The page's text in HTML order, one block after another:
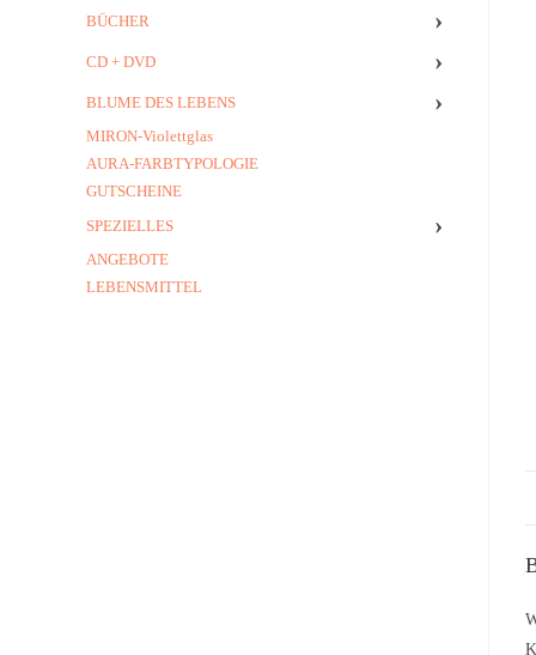
BÜCHER
›
CD + DVD ›
BLUME DES LEBENS ›
MIRON-Violettglas
AURA-FARBTYPOLOGIE
GUTSCHEINE
SPEZIELLES
›
ANGEBOTE
LEBENSMITTEL